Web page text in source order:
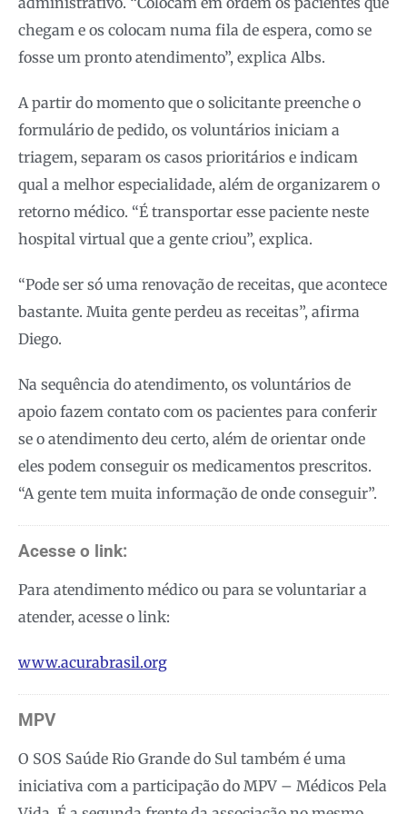
chegam e os colocam numa fila de espera, como se
fosse um pronto atendimento”, explica Albs.
A partir do momento que o solicitante preenche o
formulário de pedido, os voluntários iniciam a
triagem, separam os casos prioritários e indicam
qual a melhor especialidade, além de organizarem o
retorno médico. “É transportar esse paciente neste
hospital virtual que a gente criou”, explica.
“Pode ser só uma renovação de receitas, que acontece
bastante. Muita gente perdeu as receitas”, afirma
Diego.
Na sequência do atendimento, os voluntários de
apoio fazem contato com os pacientes para conferir
se o atendimento deu certo, além de orientar onde
eles podem conseguir os medicamentos prescritos.
“A gente tem muita informação de onde conseguir”.
Acesse o link:
Para atendimento médico ou para se voluntariar a
atender, acesse o link:
www.acurabrasil.org
MPV
O SOS Saúde Rio Grande do Sul também é uma
iniciativa com a participação do MPV – Médicos Pela